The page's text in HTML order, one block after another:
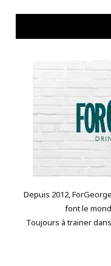
Depuis 2012,
font le
Toujours à trainer